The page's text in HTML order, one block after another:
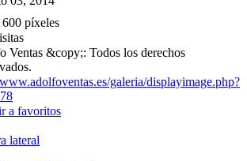
píxeles
Ventas &copy;: Todos los derechos
galeria/displayimage.php?
a favoritos
lateral